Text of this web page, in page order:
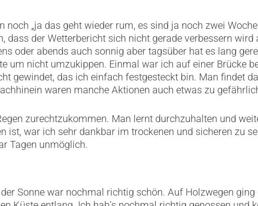
noch „ja das geht wieder rum, es sind ja noch zwei
dass der Wetterbericht sich nicht gerade verbessern wird
oder abends auch sonnig aber tagsüber hat es lang
um nicht umzukippen. Einmal war ich auf einer Brücke
gewindet, das ich einfach festgesteckt bin. Man findet
waren manche Aktionen auch etwas zu
zurechtzukommen. Man lernt durchzuhalten und
ist, war ich sehr dankbar im trockenen und sicheren zu
Tagen unmöglich.
Sonne war nochmal richtig schön. Auf Holzwegen ging